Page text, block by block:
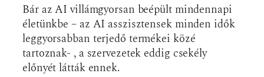
Bár az AI villámgyorsan beépült mindennapi
életünkbe – az AI asszisztensek minden idők
leggyorsabban terjedő termékei közé
tartoznak- , a szervezetek eddig csekély
előnyét látták ennek.